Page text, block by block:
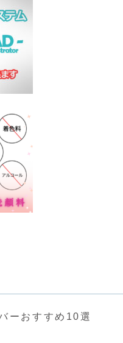
ーおすすめ10選